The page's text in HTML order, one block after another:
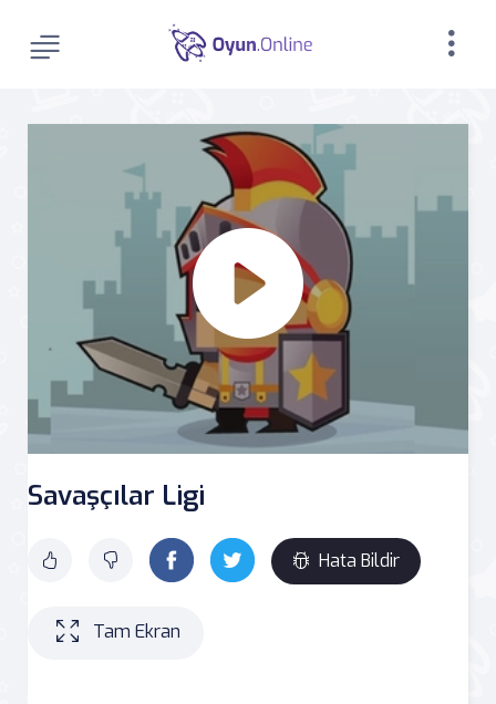
Savaşçılar Ligi
Hata Bildir
Tam Ekran